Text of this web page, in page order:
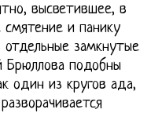
высветившее, в
и панику
замкнутые
Брюллова подобны
один из кругов ада,